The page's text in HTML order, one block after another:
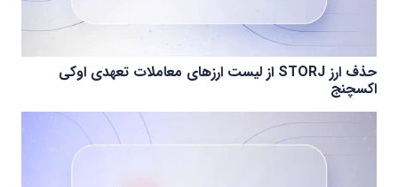
حذف ارز STORJ از لیست ارزهای معاملات تعهدی اوکی
اکسچنج